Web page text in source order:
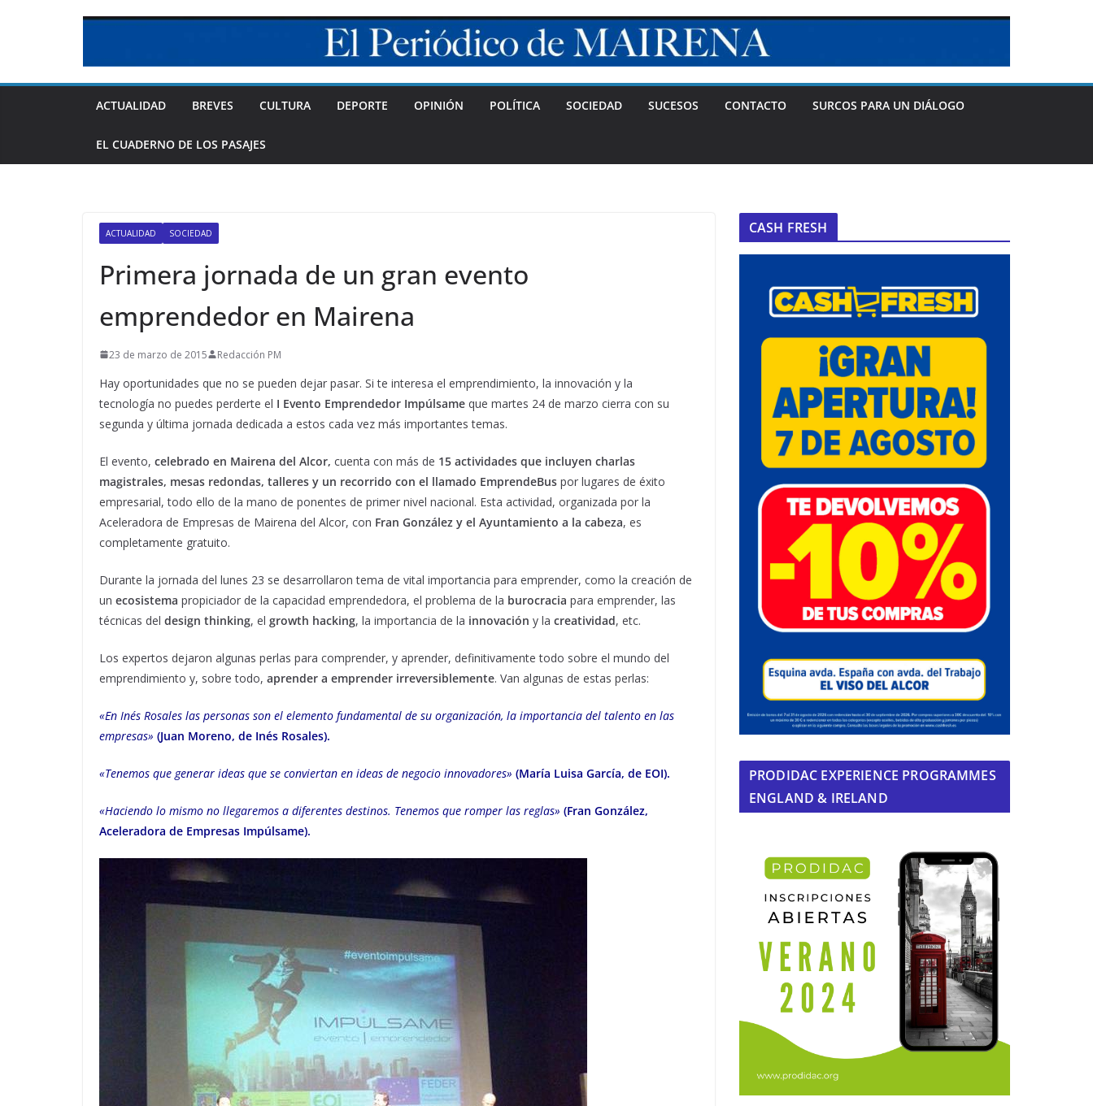
ACTUALIDAD BREVES CULTURA DEPORTE OPINIÓN POLÍTICA SOCIEDAD SUCESOS CONTACTO SURCOS PARA UN DIÁLOGO
EL CUADERNO DE LOS PASAJES
ACTUALIDAD SOCIEDAD
Primera jornada de un gran evento
emprendedor en Mairena
23 de marzo de 2015 Redacción PM
Hay oportunidades que no se pueden dejar pasar. Si te interesa el emprendimiento, la innovación y la
tecnología no puedes perderte el I Evento Emprendedor Impúlsame que martes 24 de marzo cierra con su
segunda y última jornada dedicada a estos cada vez más importantes temas.
El evento, celebrado en Mairena del Alcor, cuenta con más de 15 actividades que incluyen charlas
magistrales, mesas redondas, talleres y un recorrido con el llamado EmprendeBus por lugares de éxito
empresarial, todo ello de la mano de ponentes de primer nivel nacional. Esta actividad, organizada por la
Aceleradora de Empresas de Mairena del Alcor, con Fran González y el Ayuntamiento a la cabeza, es
completamente gratuito.
Durante la jornada del lunes 23 se desarrollaron tema de vital importancia para emprender, como la creación de
un ecosistema propiciador de la capacidad emprendedora, el problema de la burocracia para emprender, las
técnicas del design thinking, el growth hacking, la importancia de la innovación y la creatividad, etc.
Los expertos dejaron algunas perlas para comprender, y aprender, definitivamente todo sobre el mundo del
emprendimiento y, sobre todo, aprender a emprender irreversiblemente. Van algunas de estas perlas:
«En Inés Rosales las personas son el elemento fundamental de su organización, la importancia del talento en las
empresas» (Juan Moreno, de Inés Rosales).
«Tenemos que generar ideas que se conviertan en ideas de negocio innovadores» (María Luisa García, de EOI).
«Haciendo lo mismo no llegaremos a diferentes destinos. Tenemos que romper las reglas» (Fran González,
Aceleradora de Empresas Impúlsame).
CASH FRESH
PRODIDAC EXPERIENCE PROGRAMMES
ENGLAND & IRELAND